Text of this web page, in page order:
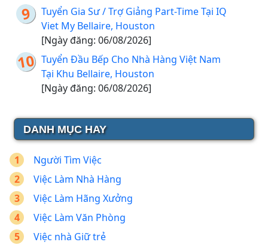
Tuyển Gia Sư / Trợ Giảng Part-Time Tại IQ
Viet My Bellaire, Houston
[Ngày đăng: 06/08/2026]
Tuyển Đầu Bếp Cho Nhà Hàng Việt Nam
Tại Khu Bellaire, Houston
[Ngày đăng: 06/08/2026]
DANH MỤC HAY
Người Tìm Việc
Việc Làm Nhà Hàng
Việc Làm Hãng Xưởng
Việc Làm Văn Phòng
Việc nhà Giữ trẻ